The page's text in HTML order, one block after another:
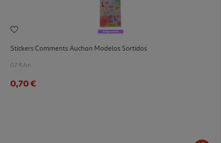
Stickers Comments Auchan Modelos Sortidos
0.7 €/un
0,70 €